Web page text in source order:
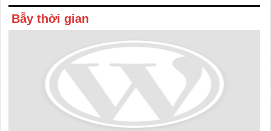
Bẫy thời gian